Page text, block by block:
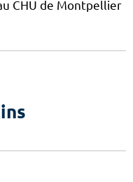
CHU de Montpellier